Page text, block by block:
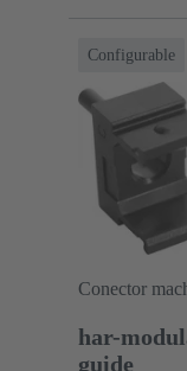
Configurable
Conector
har-
guide